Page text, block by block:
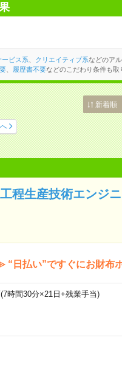
ビス系 クリエイティブ系などのア
、 履歴書不要などのこだわり条件も取
新着順
程生産技術エンジ
日払い”ですぐにお財布
時間30分×21日+残業手当)